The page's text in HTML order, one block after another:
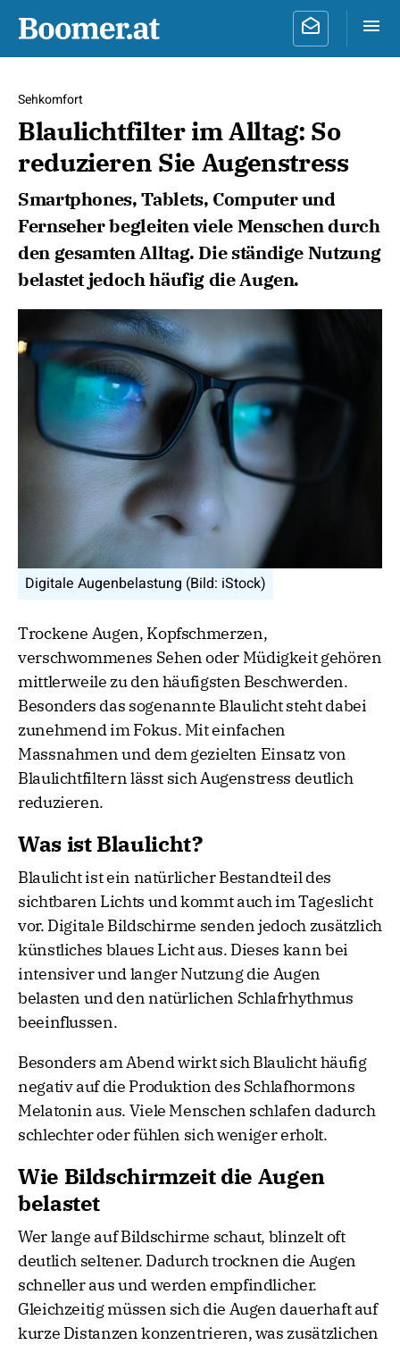
Sehkomfort
Blaulichtfilter im Alltag: So
reduzieren Sie Augenstress
Smartphones, Tablets, Computer und
Fernseher begleiten viele Menschen durch
den gesamten Alltag. Die ständige Nutzung
belastet jedoch häufig die Augen.
Digitale Augenbelastung (Bild: iStock)
Trockene Augen, Kopfschmerzen,
verschwommenes Sehen oder Müdigkeit gehören
mittlerweile zu den häufigsten Beschwerden.
Besonders das sogenannte Blaulicht steht dabei
zunehmend im Fokus. Mit einfachen
Massnahmen und dem gezielten Einsatz von
Blaulichtfiltern lässt sich Augenstress deutlich
reduzieren.
Was ist Blaulicht?
Blaulicht ist ein natürlicher Bestandteil des
sichtbaren Lichts und kommt auch im Tageslicht
vor. Digitale Bildschirme senden jedoch zusätzlich
künstliches blaues Licht aus. Dieses kann bei
intensiver und langer Nutzung die Augen
belasten und den natürlichen Schlafrhythmus
beeinflussen.
Besonders am Abend wirkt sich Blaulicht häufig
negativ auf die Produktion des Schlafhormons
Melatonin aus. Viele Menschen schlafen dadurch
schlechter oder fühlen sich weniger erholt.
Wie Bildschirmzeit die Augen
belastet
Wer lange auf Bildschirme schaut, blinzelt oft
deutlich seltener. Dadurch trocknen die Augen
schneller aus und werden empfindlicher.
Gleichzeitig müssen sich die Augen dauerhaft auf
kurze Distanzen konzentrieren, was zusätzlichen